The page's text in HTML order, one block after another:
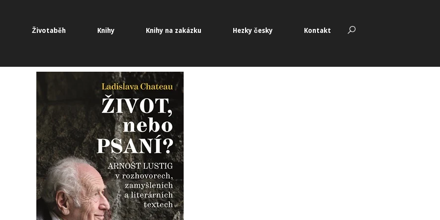
Životaběh Knihy Knihy na zakázku Hezky česky Kontakt
OPEN